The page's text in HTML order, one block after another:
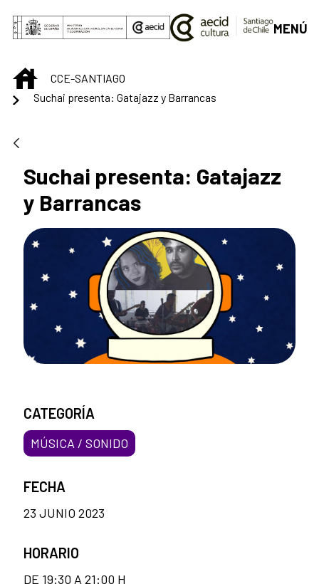
Saltar al contenido principal
MENÚ
INICIOCCE-SANTIAGO
Suchai presenta: Gatajazz y Barrancas
Suchai presenta: Gatajazz
y Barrancas
CATEGORÍA
MÚSICA / SONIDO
FECHA
23 JUNIO 2023
HORARIO
DE 19:30 A 21:00 H